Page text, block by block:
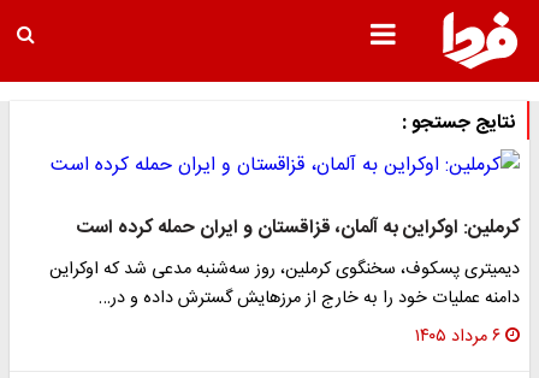
نتایج جستجو :
کرملین: اوکراین به آلمان، قزاقستان و ایران حمله کرده است
دیمیتری پسکوف، سخنگوی کرملین، روز سه‌شنبه مدعی شد که اوکراین
دامنه عملیات خود را به خارج از مرزهایش گسترش داده و در…
۶ مرداد ۱۴۰۵